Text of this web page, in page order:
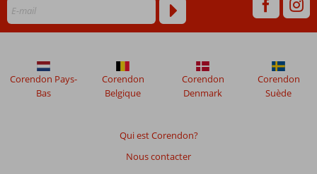
ne
plus
affichés
afin
Qui est Corendon?
Nous contacter
Corendon Pays-
Bas
Corendon
Belgique
Corendon
Denmark
Corendon
Suède